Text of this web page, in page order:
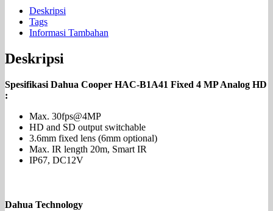
Deskripsi
Tags
Informasi Tambahan
Deskripsi
Spesifikasi Dahua Cooper HAC-B1A41 Fixed 4 MP Analog HD
:
Max. 30fps@4MP
HD and SD output switchable
3.6mm fixed lens (6mm optional)
Max. IR length 20m, Smart IR
IP67, DC12V
Dahua Technology